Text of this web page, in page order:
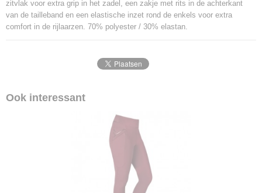
zitvlak voor extra grip in het zadel, een zakje met rits in de achterkant
van de tailleband en een elastische inzet rond de enkels voor extra
comfort in de rijlaarzen. 70% polyester / 30% elastan.
Ook interessant